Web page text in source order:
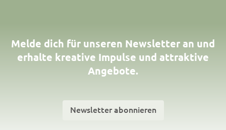
Melde dich für unseren Newsletter an und
erhalte kreative Impulse und attraktive
Angebote.
Newsletter abonnieren